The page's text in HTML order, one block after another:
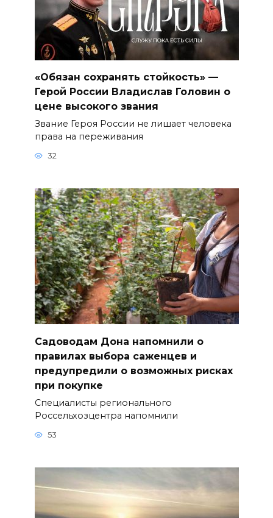
«Обязан сохранять стойкость» —
Герой России Владислав Головин о
цене высокого звания
Звание Героя России не лишает человека
права на переживания
32
Садоводам Дона напомнили о
правилах выбора саженцев и
предупредили о возможных рисках
при покупке
Специалисты регионального
Россельхозцентра напомнили
53